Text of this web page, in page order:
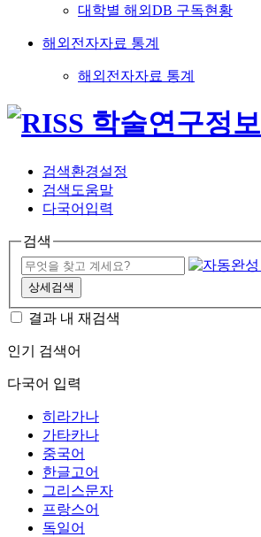
대학별 해외DB 구독현황
해외전자자료 통계
해외전자자료 통계
검색환경설정
검색도움말
다국어입력
검색
상세검색
결과 내 재검색
인기 검색어
다국어 입력
히라가나
가타카나
중국어
한글고어
그리스문자
프랑스어
독일어